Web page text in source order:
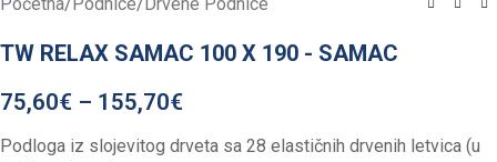
TW RELAX SAMAC 100 X 190 - SAMAC
75,60€ – 155,70€
Podloga iz slojevitog drveta sa 28 elastičnih drvenih letvica (u